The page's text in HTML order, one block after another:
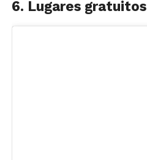
6. Lugares gratuitos